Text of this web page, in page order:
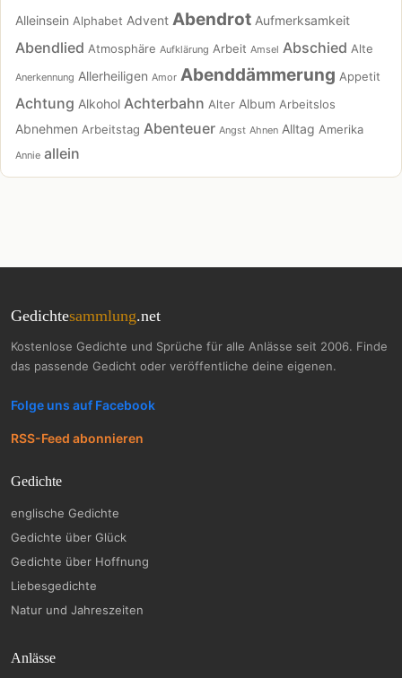
Alleinsein Alphabet Advent Abendrot Aufmerksamkeit
Abendlied Atmosphäre Aufklärung Arbeit Amsel Abschied Alte
Anerkennung Allerheiligen Amor Abenddämmerung Appetit
Achtung Alkohol Achterbahn Alter Album Arbeitslos
Abnehmen Arbeitstag Abenteuer Angst Ahnen Alltag Amerika
Annie allein
Gedichtesammlung.net
Kostenlose Gedichte und Sprüche für alle Anlässe seit 2006. Finde
das passende Gedicht oder veröffentliche deine eigenen.
Folge uns auf Facebook
RSS-Feed abonnieren
Gedichte
englische Gedichte
Gedichte über Glück
Gedichte über Hoffnung
Liebesgedichte
Natur und Jahreszeiten
Anlässe